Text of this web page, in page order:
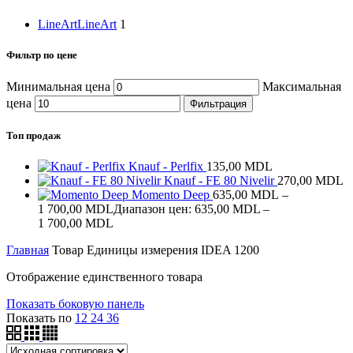
LineArtLineArt 1
Фильтр по цене
Минимальная цена
Максимальная
цена
Фильтрация
Топ продаж
Knauf - Perlfix 135,00 MDL
Knauf - FE 80 Nivelir 270,00 MDL
Momento Deep 635,00 MDL –
1 700,00 MDLДиапазон цен: 635,00 MDL –
1 700,00 MDL
Главная Товар Единицы измерения IDEA 1200
Отображение единственного товара
Показать боковую панель
Показать по 12 24 36